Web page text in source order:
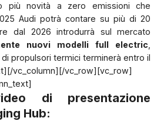
più novità a zero emissioni che
Audi potrà contare su più di 20
dal 2026 introdurrà sul mercato
nuovi modelli full electric
propulsori termici terminerà entro il
vc_column][/vc_row][vc_row]
di presentazione
Hub: